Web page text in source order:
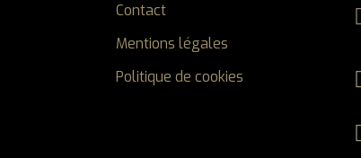
Contact
Mentions légales
Politique de cookies